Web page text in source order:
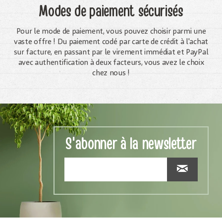
Modes de paiement sécurisés
Pour le mode de paiement, vous pouvez choisir parmi une
vaste offre ! Du paiement codé par carte de crédit à l'achat
sur facture, en passant par le virement immédiat et PayPal
avec authentification à deux facteurs, vous avez le choix
chez nous !
S'abonner à la newsletter